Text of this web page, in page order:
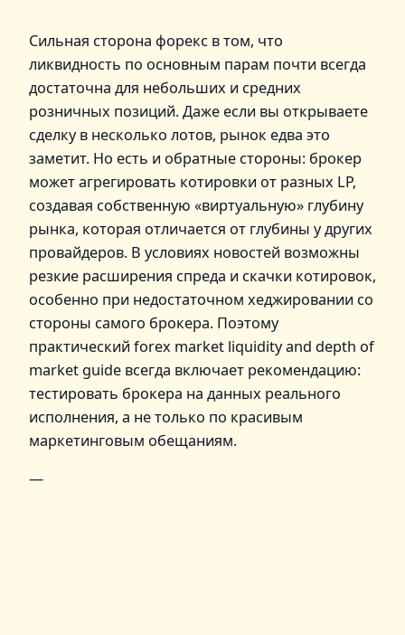
Сильная сторона форекс в том, что
ликвидность по основным парам почти всегда
достаточна для небольших и средних
розничных позиций. Даже если вы открываете
сделку в несколько лотов, рынок едва это
заметит. Но есть и обратные стороны: брокер
может агрегировать котировки от разных LP,
создавая собственную «виртуальную» глубину
рынка, которая отличается от глубины у других
провайдеров. В условиях новостей возможны
резкие расширения спреда и скачки котировок,
особенно при недостаточном хеджировании со
стороны самого брокера. Поэтому
практический forex market liquidity and depth of
market guide всегда включает рекомендацию:
тестировать брокера на данных реального
исполнения, а не только по красивым
маркетинговым обещаниям.
—